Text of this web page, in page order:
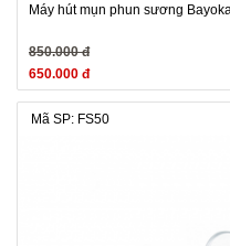
Máy hút mụn phun sương Bayoka
850.000 đ
650.000 đ
Mã SP: FS50